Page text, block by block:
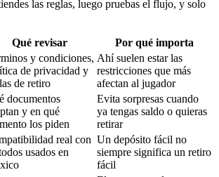
las reglas, luego pruebas el flujo, y solo
Qué revisar
Por qué importa
y condiciones,
de privacidad y
de retiro
Ahí suelen estar las
restricciones que más
afectan al jugador
documentos
y en qué
los piden
Evita sorpresas cuando
ya tengas saldo o quieras
retirar
real con
usados en
Un depósito fácil no
siempre significa un retiro
fácil